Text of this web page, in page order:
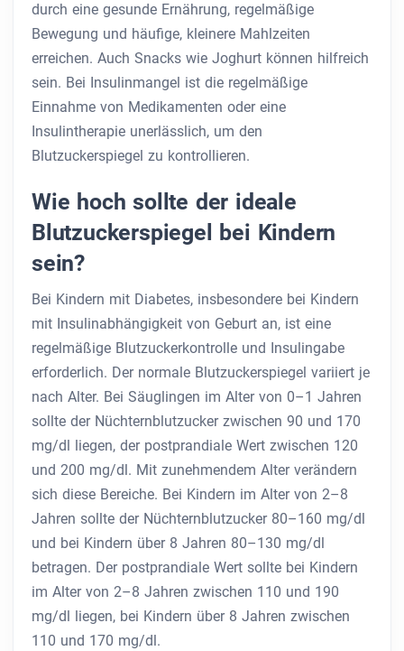
durch eine gesunde Ernährung, regelmäßige
Bewegung und häufige, kleinere Mahlzeiten
erreichen. Auch Snacks wie Joghurt können hilfreich
sein. Bei Insulinmangel ist die regelmäßige
Einnahme von Medikamenten oder eine
Insulintherapie unerlässlich, um den
Blutzuckerspiegel zu kontrollieren.
Wie hoch sollte der ideale
Blutzuckerspiegel bei Kindern
sein?
Bei Kindern mit Diabetes, insbesondere bei Kindern
mit Insulinabhängigkeit von Geburt an, ist eine
regelmäßige Blutzuckerkontrolle und Insulingabe
erforderlich. Der normale Blutzuckerspiegel variiert je
nach Alter. Bei Säuglingen im Alter von 0–1 Jahren
sollte der Nüchternblutzucker zwischen 90 und 170
mg/dl liegen, der postprandiale Wert zwischen 120
und 200 mg/dl. Mit zunehmendem Alter verändern
sich diese Bereiche. Bei Kindern im Alter von 2–8
Jahren sollte der Nüchternblutzucker 80–160 mg/dl
und bei Kindern über 8 Jahren 80–130 mg/dl
betragen. Der postprandiale Wert sollte bei Kindern
im Alter von 2–8 Jahren zwischen 110 und 190
mg/dl liegen, bei Kindern über 8 Jahren zwischen
110 und 170 mg/dl.